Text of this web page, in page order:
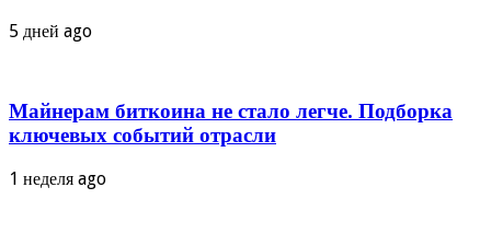
5 дней ago
Майнерам биткоина не стало легче. Подборка
ключевых событий отрасли
1 неделя ago